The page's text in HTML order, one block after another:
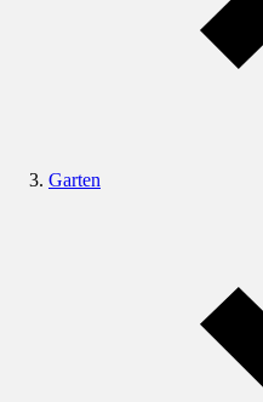
Garten